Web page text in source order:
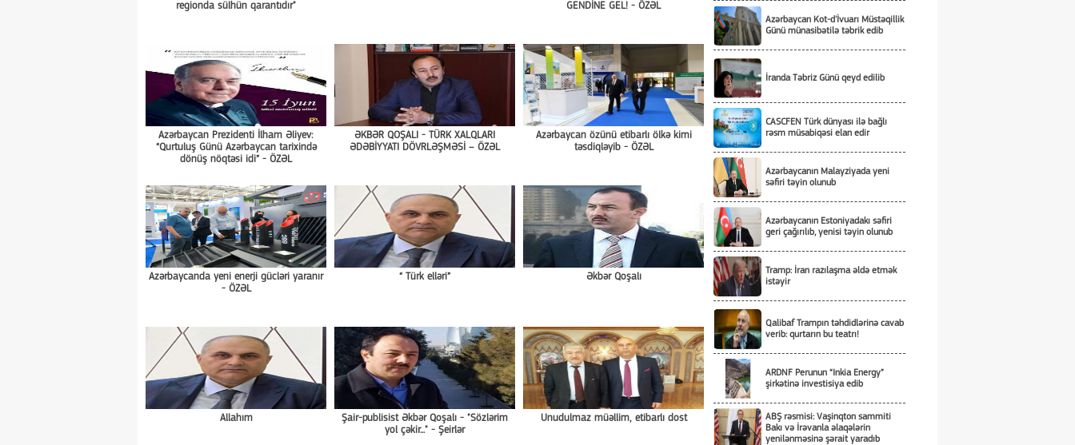
regionda sülhün qarantıdır"
GENDİNE GEL! - ÖZƏL
Azərbaycan Prezidenti İlham Əliyev:
“Qurtuluş Günü Azərbaycan tarixində
dönüş nöqtəsi idi” - ÖZƏL
ƏKBƏR QOŞALI - TÜRK XALQLARI
ƏDƏBİYYATI DÖVRLƏŞMƏSİ – ÖZƏL
Azərbaycan özünü etibarlı ölkə kimi
təsdiqləyib - ÖZƏL
Azərbaycanda yeni enerji gücləri yaranır
- ÖZƏL
“ Türk elləri” Əkbər Qoşalı
Allahım
Şair-publisist Əkbər Qoşalı - "Sözlərim
yol çəkir..." - Şeirlər
Unudulmaz müəllim, etibarlı dost
Azərbaycan Kot-d'İvuarı Müstəqillik
Günü münasibətilə təbrik edib
İranda Təbriz Günü qeyd edilib
CASCFEN Türk dünyası ilə bağlı
rəsm müsabiqəsi elan edir
Azərbaycanın Malayziyada yeni
səfiri təyin olunub
Azərbaycanın Estoniyadakı səfiri
geri çağırılıb, yenisi təyin olunub
Tramp: İran razılaşma əldə etmək
istəyir
Qalibaf Trampın təhdidlərinə cavab
verib: qurtarın bu teatrı!
ARDNF Perunun “Inkia Energy”
şirkətinə investisiya edib
ABŞ rəsmisi: Vaşinqton sammiti
Bakı və İrəvanla əlaqələrin
yenilənməsinə şərait yaradıb